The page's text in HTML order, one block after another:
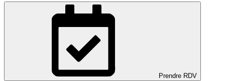
Prendre RDV